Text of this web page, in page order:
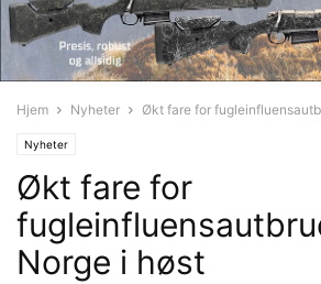
Hjem Nyheter Økt fare for
Nyheter
Økt fare for
Norge i høst